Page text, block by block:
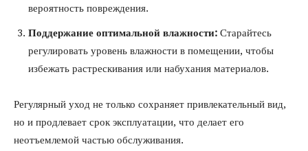
вероятность повреждения.
Поддержание оптимальной влажности: Старайтесь
регулировать уровень влажности в помещении, чтобы
избежать растрескивания или набухания материалов.
Регулярный уход не только сохраняет привлекательный вид,
но и продлевает срок эксплуатации, что делает его
неотъемлемой частью обслуживания.